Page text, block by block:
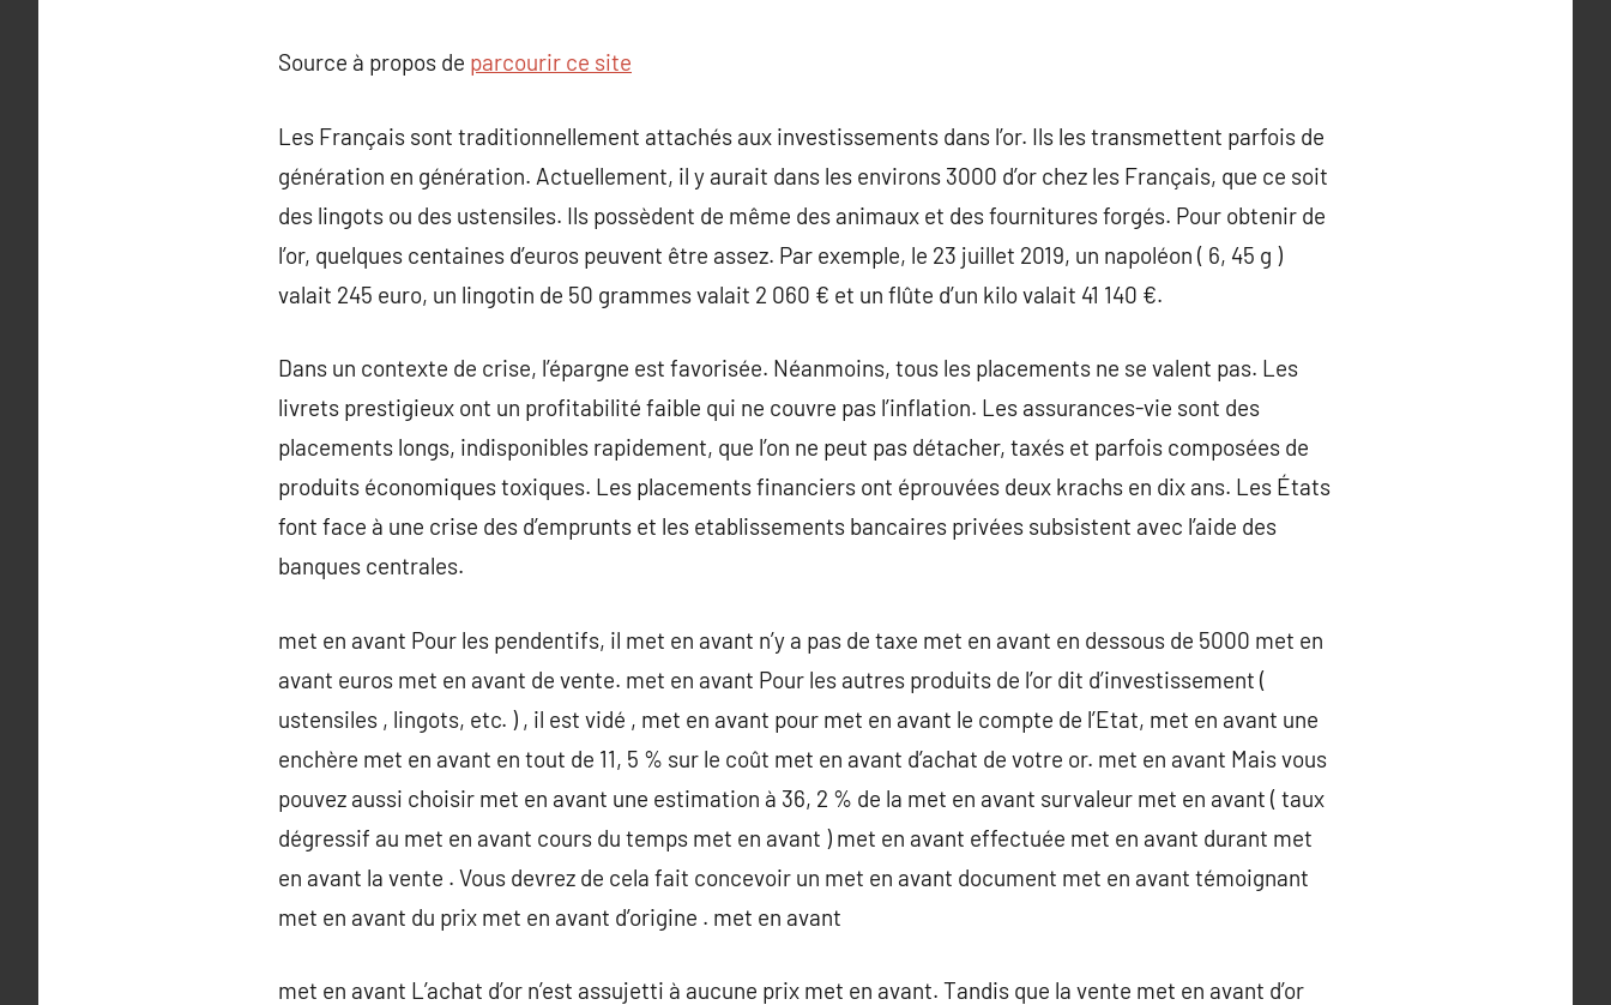
Source à propos de parcourir ce site
Les Français sont traditionnellement attachés aux investissements dans l’or. Ils les transmettent parfois de
génération en génération. Actuellement, il y aurait dans les environs 3000 d’or chez les Français, que ce soit
des lingots ou des ustensiles. Ils possèdent de même des animaux et des fournitures forgés. Pour obtenir de
l’or, quelques centaines d’euros peuvent être assez. Par exemple, le 23 juillet 2019, un napoléon ( 6, 45 g )
valait 245 euro, un lingotin de 50 grammes valait 2 060 € et un flûte d’un kilo valait 41 140 €.
Dans un contexte de crise, l’épargne est favorisée. Néanmoins, tous les placements ne se valent pas. Les
livrets prestigieux ont un profitabilité faible qui ne couvre pas l’inflation. Les assurances-vie sont des
placements longs, indisponibles rapidement, que l’on ne peut pas détacher, taxés et parfois composées de
produits économiques toxiques. Les placements financiers ont éprouvées deux krachs en dix ans. Les États
font face à une crise des d’emprunts et les etablissements bancaires privées subsistent avec l’aide des
banques centrales.
met en avant Pour les pendentifs, il met en avant n’y a pas de taxe met en avant en dessous de 5000 met en
avant euros met en avant de vente. met en avant Pour les autres produits de l’or dit d’investissement (
ustensiles , lingots, etc. ) , il est vidé , met en avant pour met en avant le compte de l’Etat, met en avant une
enchère met en avant en tout de 11, 5 % sur le coût met en avant d’achat de votre or. met en avant Mais vous
pouvez aussi choisir met en avant une estimation à 36, 2 % de la met en avant survaleur met en avant ( taux
dégressif au met en avant cours du temps met en avant ) met en avant effectuée met en avant durant met
en avant la vente . Vous devrez de cela fait concevoir un met en avant document met en avant témoignant
met en avant du prix met en avant d’origine . met en avant
met en avant L’achat d’or n’est assujetti à aucune prix met en avant. Tandis que la vente met en avant d’or